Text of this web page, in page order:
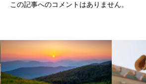
この記事へのコメントはありません。